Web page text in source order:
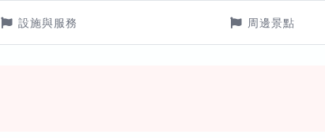
設施與服務 周邊景點